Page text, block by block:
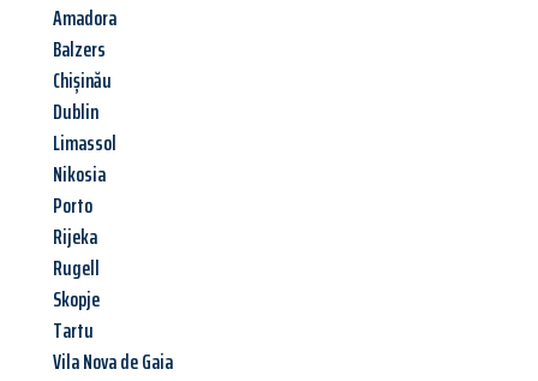
Amadora
Balzers
Chișinău
Dublin
Limassol
Nikosia
Porto
Rijeka
Rugell
Skopje
Tartu
Vila Nova de Gaia